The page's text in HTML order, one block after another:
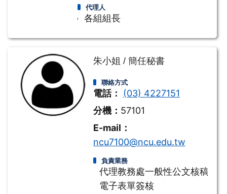
代理人
各組組長
朱小姐 / 簡任秘書
聯絡方式
電話：
(03) 4227151
分機： 57101
E-mail：
ncu7100@ncu.edu.tw
負責業務
代理教務處一般性公文核稿及
電子表單簽核